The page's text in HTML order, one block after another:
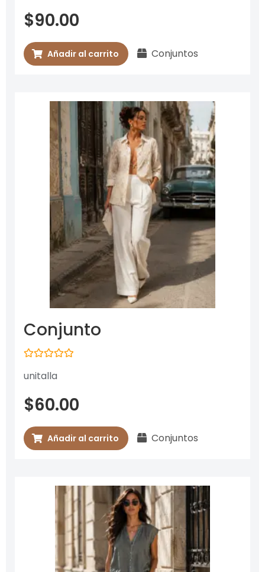
5
$90.00
Añadir al carrito Conjuntos
Conjunto
con
5
unitalla
$60.00
Añadir al carrito Conjuntos